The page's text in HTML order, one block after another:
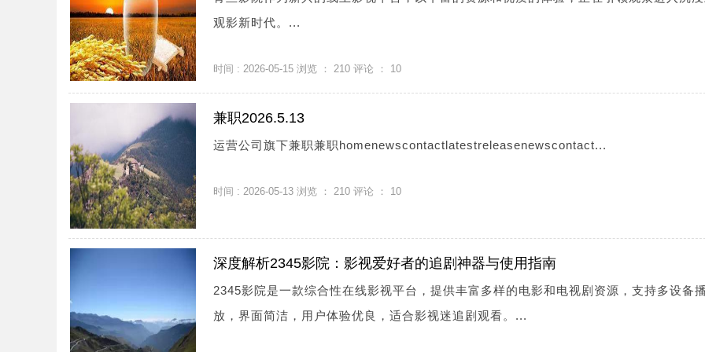
观影新时代。...
时间 : 2026-05-15 浏览 ： 210 评论 ： 10
兼职2026.5.13
运营公司旗下兼职兼职homenewscontactlatestreleasenewscontact...
时间 : 2026-05-13 浏览 ： 210 评论 ： 10
深度解析2345影院：影视爱好者的追剧神器与使用指南
2345影院是一款综合性在线影视平台，提供丰富多样的电影和电视剧资源，支持多设备
放，界面简洁，用户体验优良，适合影视迷追剧观看。...